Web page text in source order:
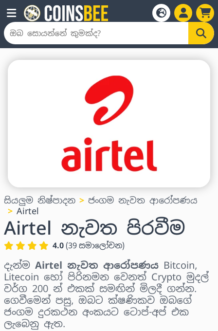
සියලුම නිෂ්පාදන
ජංගම නැවත ආරෝපණය
Airtel
Airtel නැවත පිරවීම
4.0 (39සමාලෝචන)
දැන්ම Airtel නැවත ආරෝපණය Bitcoin,
Litecoin හෝ පිරිනමන වෙනත් Crypto මුදල්
වර්ග 200 න් එකක් සමඟින් මිලදී ගන්න.
ගෙවීමෙන් පසු, ඔබට ක්ෂණිකව ඔබගේ
ජංගම දුරකථන අංකයට ටොප්-අප් එක
ලැබෙනු ඇත.